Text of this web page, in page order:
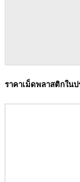
ราคาเม็ดพลาสติกในป